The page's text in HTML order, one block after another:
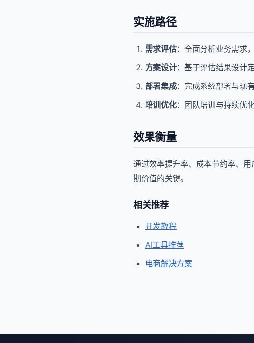
实施路径
需求评估：全面分析业务需求
方案设计：基于评估结果设计
部署集成：完成系统部署与现
培训优化：团队培训与持续优
效果衡量
通过效率提升率、成本节约率、
期价值的关键。
相关推荐
开发教程
AI工具推荐
电商解决方案